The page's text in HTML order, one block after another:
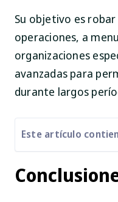
Su objetivo es
operaciones, a
organizaciones
avanzadas para
durante largos
Este artículo